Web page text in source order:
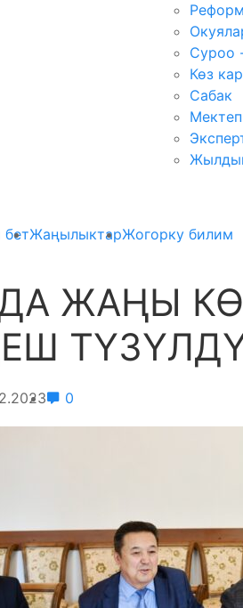
Суроо
Көз
Сабак
ЖаңылыктарЖогорку билим
ЖАҢЫ
0